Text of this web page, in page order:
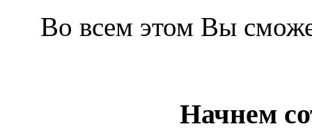
Во всем этом Вы
Начнем